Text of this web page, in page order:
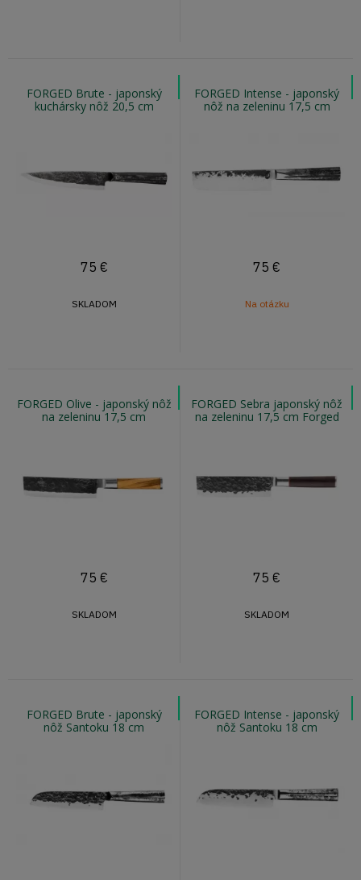
FORGED Brute - japonský
kuchársky nôž 20,5 cm
75 €
SKLADOM
FORGED Intense - japonský
nôž na zeleninu 17,5 cm
75 €
Na otázku
FORGED Olive - japonský nôž
na zeleninu 17,5 cm
75 €
SKLADOM
FORGED Sebra japonský nôž
na zeleninu 17,5 cm Forged
75 €
SKLADOM
FORGED Brute - japonský
nôž Santoku 18 cm
FORGED Intense - japonský
nôž Santoku 18 cm